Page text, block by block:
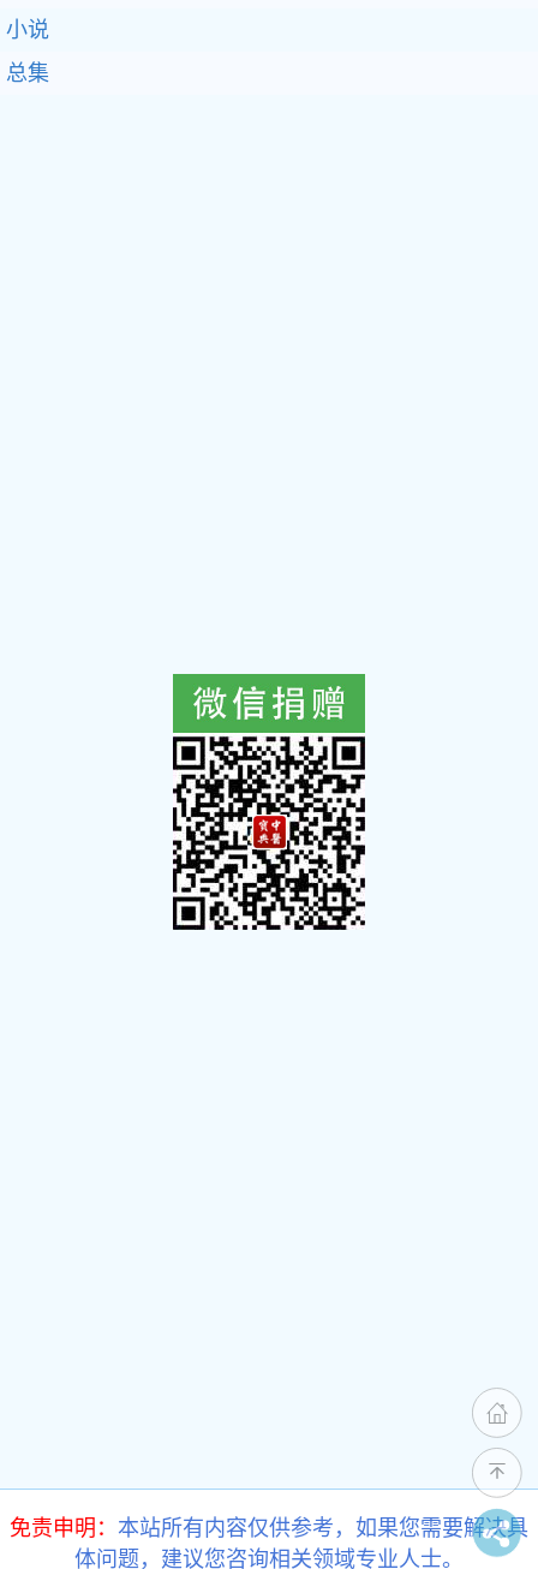
小说
总集
免责申明： 本站所有内容仅供参考，如果您需要解决具
体问题，建议您咨询相关领域专业人士。